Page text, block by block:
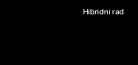
Hibridni rad